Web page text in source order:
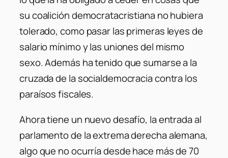
su coalición democratacristiana no hubiera
tolerado, como pasar las primeras leyes de
salario mínimo y las uniones del mismo
sexo. Además ha tenido que sumarse a la
cruzada de la socialdemocracia contra los
paraísos fiscales.
Ahora tiene un nuevo desafío, la entrada al
parlamento de la extrema derecha alemana,
algo que no ocurría desde hace más de 70